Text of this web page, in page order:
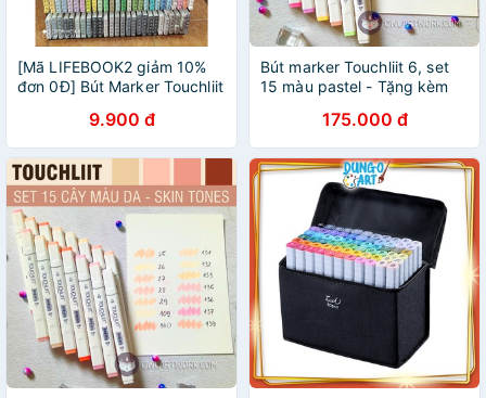
[Mã LIFEBOOK2 giảm 10%
đơn 0Đ] Bút Marker Touchliit
9.900 đ
Bút marker Touchliit 6, set
15 màu pastel - Tặng kèm
175.000 đ